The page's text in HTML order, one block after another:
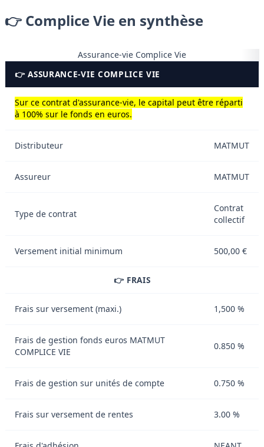
👉 Complice Vie en synthèse
Assurance-vie Complice Vie
👉 ASSURANCE-VIE COMPLICE VIE
Sur ce contrat d'assurance-vie, le capital peut être réparti
à 100% sur le fonds en euros.
Distributeur MATMUT
Assureur MATMUT
Type de contrat
Contrat
collectif
Versement initial minimum 500,00 €
👉 FRAIS
Frais sur versement (maxi.) 1,500 %
Frais de gestion fonds euros MATMUT
COMPLICE VIE
0.850 %
Frais de gestion sur unités de compte 0.750 %
Frais sur versement de rentes 3.00 %